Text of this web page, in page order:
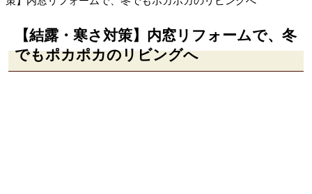
【結露・寒さ対策】内窓リフォームで、冬
でもポカポカのリビングへ